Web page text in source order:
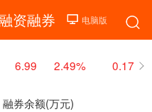
资融券
6.99 2.49% 0.17
融券余额(万元)